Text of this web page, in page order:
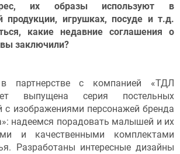
их образы используют в
продукции, игрушках, посуде и т.д.
какие недавние соглашения о
заключили?
партнерстве с компанией «ТДЛ
выпущена серия постельных
с изображениями персонажей бренда
надеемся порадовать малышей и их
и качественными комплектами
Разработаны интересные дизайны